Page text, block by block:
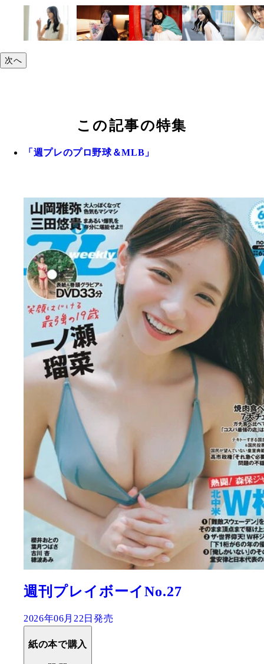
次へ
この記事の特集
「週プレのプロ野球＆MLB」
週刊プレイボーイNo.27
2026年06月22日発売
紙の本で購入